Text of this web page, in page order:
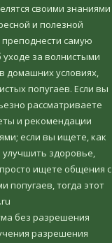
своими знаниями
и полезной
самую
за волнистыми
домашних условиях,
попугаев. Если вы
рассматриваете
и рекомендации
если вы ищете, как
здоровье,
ищете общения с
попугаев, тогда этот
без разрешения
разрешения